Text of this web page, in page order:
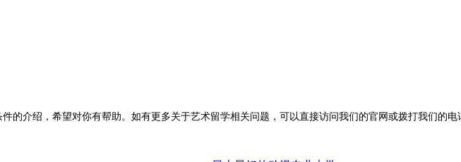
的介绍，希望对你有帮助。如有更多关于艺术留学相关问题，可以直接访问我们的官网或拨打我们的电话